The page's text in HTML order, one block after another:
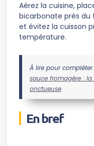
Aérez la cuisine,
bicarbonate près du
et évitez la cuisson
température.
À lire pour
sauce fromagère :
onctueuse
En bref